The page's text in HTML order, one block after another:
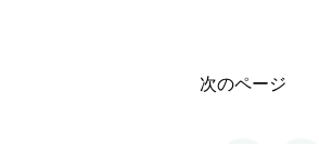
次のページ